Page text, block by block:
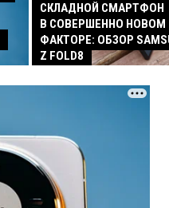
СКЛАДНОЙ СМАРТФОН
В СОВЕРШЕННО
ФАКТОРЕ: ОБЗОР
Z FOLD8